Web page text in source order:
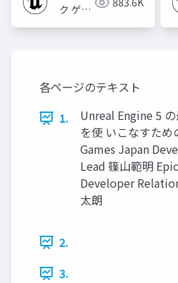
ク ゲー
各ページのテキスト
1.
Unreal Engine 5
を使 いこなすた
Games Japan
Lead 篠山範明
Developer
太朗
2.
3.